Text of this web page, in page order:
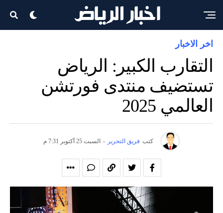
اخر الاخبار
التقارب الكبير: الرياض
تستضيف منتدى فورتشن
العالمي 2025
كتب فريق التحرير - السبت 25 أكتوبر 7:31 م